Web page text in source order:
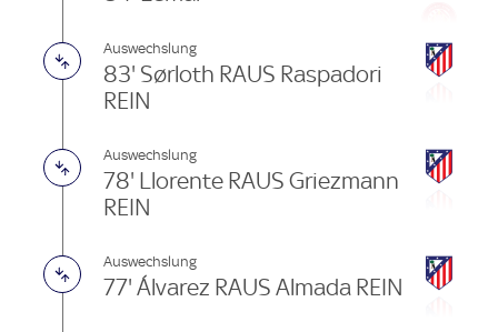
Auswechslung
83' Sørloth RAUS Raspadori
REIN
Auswechslung
78' Llorente RAUS Griezmann
REIN
Auswechslung
77' Álvarez RAUS Almada REIN